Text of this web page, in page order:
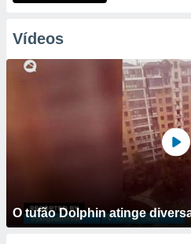
Vídeos
O tufão Dolphin atinge